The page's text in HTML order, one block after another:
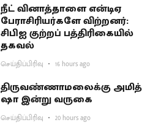
நீட் வினாத்தாளை என்டிஏ
பேராசிரியர்களே விற்றனர்:
சிபிஐ குற்றப் பத்திரிகையில்
தகவல்
செய்திப்பிரிவு 16 hours ago
திருவண்ணாமலைக்கு அமித்
ஷா இன்று வருகை
செய்திப்பிரிவு 20 hours ago